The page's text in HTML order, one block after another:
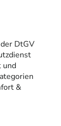
DtGV
und
&